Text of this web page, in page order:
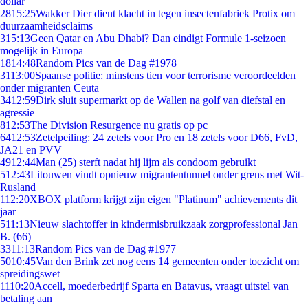
2815:25Wakker Dier dient klacht in tegen insectenfabriek Protix om
duurzaamheidsclaims
315:13Geen Qatar en Abu Dhabi? Dan eindigt Formule 1-seizoen
mogelijk in Europa
1814:48Random Pics van de Dag #1978
3113:00Spaanse politie: minstens tien voor terrorisme veroordeelden
onder migranten Ceuta
3412:59Dirk sluit supermarkt op de Wallen na golf van diefstal en
agressie
812:53The Division Resurgence nu gratis op pc
6412:53Zetelpeiling: 24 zetels voor Pro en 18 zetels voor D66, FvD,
JA21 en PVV
4912:44Man (25) sterft nadat hij lijm als condoom gebruikt
512:43Litouwen vindt opnieuw migrantentunnel onder grens met Wit-
Rusland
112:20XBOX platform krijgt zijn eigen "Platinum" achievements dit
jaar
511:13Nieuw slachtoffer in kindermisbruikzaak zorgprofessional Jan
B. (66)
3311:13Random Pics van de Dag #1977
5010:45Van den Brink zet nog eens 14 gemeenten onder toezicht om
spreidingswet
1110:20Accell, moederbedrijf Sparta en Batavus, vraagt uitstel van
betaling aan